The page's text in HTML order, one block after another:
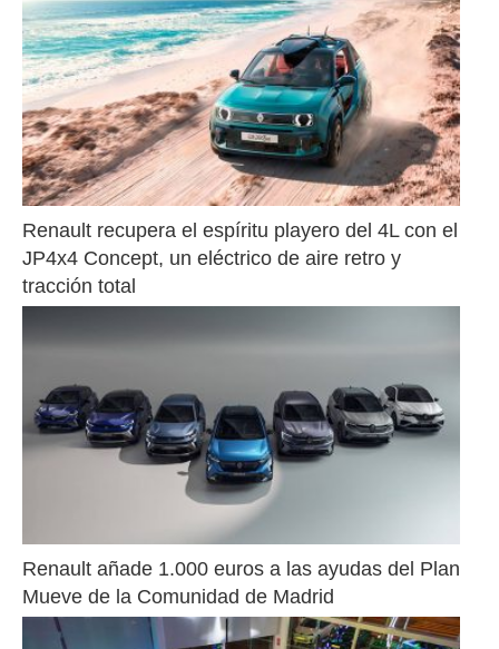
Renault recupera el espíritu playero del 4L con el
JP4x4 Concept, un eléctrico de aire retro y
tracción total
Renault añade 1.000 euros a las ayudas del Plan
Mueve de la Comunidad de Madrid